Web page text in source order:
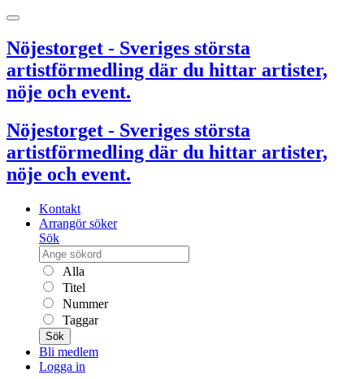
Nöjestorget - Sveriges största
artistförmedling där du hittar artister,
nöje och event.
Nöjestorget - Sveriges största
artistförmedling där du hittar artister,
nöje och event.
Kontakt
Arrangör söker
Sök
Alla
Titel
Nummer
Taggar
Sök
Bli medlem
Logga in